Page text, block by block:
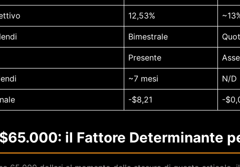
12,53%
Bimestrale
Presente
~7 mesi N/D
-$8,21 -
il Fattore Determinante